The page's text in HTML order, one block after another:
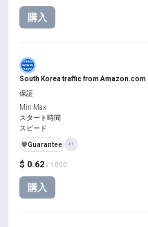
購入
South Korea traffic from Amazon.com
$ 0.62 / 1000
購入
保証
Min Max
スタート時間
スピード
️🛡️Guarantee +1